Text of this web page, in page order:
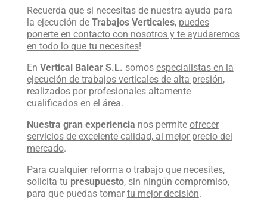
Recuerda que si necesitas de nuestra ayuda para
la ejecución de Trabajos Verticales, puedes
ponerte en contacto con nosotros y te ayudaremos
en todo lo que tu necesites!
En Vertical Balear S.L. somos especialistas en la
ejecución de trabajos verticales de alta presión,
realizados por profesionales altamente
cualificados en el área.
Nuestra gran experiencia nos permite ofrecer
servicios de excelente calidad, al mejor precio del
mercado.
Para cualquier reforma o trabajo que necesites,
solicita tu presupuesto, sin ningún compromiso,
para que puedas tomar tu mejor decisión.